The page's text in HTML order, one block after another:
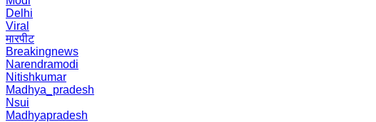
Delhi
Viral
मारपीट
Breakingnews
Narendramodi
Nitishkumar
Madhya_pradesh
Nsui
Madhyapradesh